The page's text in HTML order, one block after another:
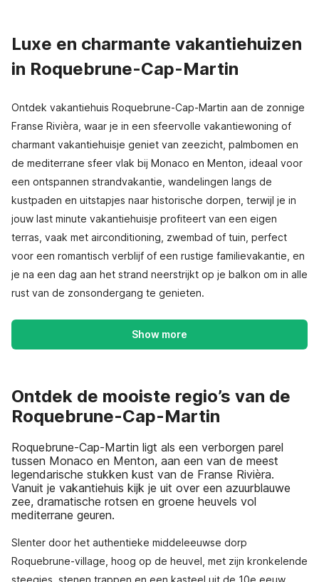
Luxe en charmante vakantiehuizen
in Roquebrune-Cap-Martin
Ontdek vakantiehuis Roquebrune-Cap-Martin aan de zonnige
Franse Rivièra, waar je in een sfeervolle vakantiewoning of
charmant vakantiehuisje geniet van zeezicht, palmbomen en
de mediterrane sfeer vlak bij Monaco en Menton, ideaal voor
een ontspannen strandvakantie, wandelingen langs de
kustpaden en uitstapjes naar historische dorpen, terwijl je in
jouw last minute vakantiehuisje profiteert van een eigen
terras, vaak met airconditioning, zwembad of tuin, perfect
voor een romantisch verblijf of een rustige familievakantie, en
je na een dag aan het strand neerstrijkt op je balkon om in alle
rust van de zonsondergang te genieten.
Show more
Ontdek de mooiste regio’s van de
Roquebrune-Cap-Martin
Roquebrune-Cap-Martin ligt als een verborgen parel
tussen Monaco en Menton, aan een van de meest
legendarische stukken kust van de Franse Rivièra.
Vanuit je vakantiehuis kijk je uit over een azuurblauwe
zee, dramatische rotsen en groene heuvels vol
mediterrane geuren.
Slenter door het authentieke middeleeuwse dorp
Roquebrune-village, hoog op de heuvel, met zijn kronkelende
steegjes, stenen trappen en een kasteel uit de 10e eeuw.